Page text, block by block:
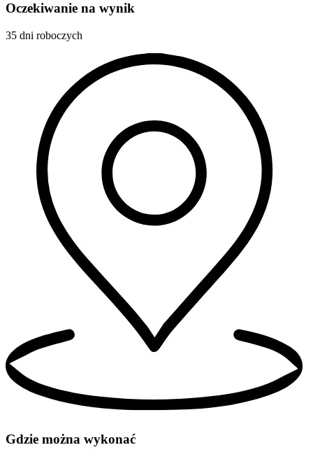
Oczekiwanie na wynik
35 dni roboczych
Gdzie można wykonać